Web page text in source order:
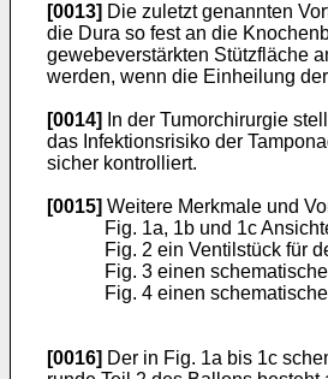
[0013] Die zuletzt genannten
die Dura so fest an die
gewebeverstärkten Stützfläche
werden, wenn die Einheilung
[0014]
In der Tumorchirurgie
das Infektionsrisiko der
sicher kontrolliert.
[0015] Weitere Merkmale und
Fig. 1a, 1b und 1c
Fig. 2 ein Ventilstück für
Fig. 3 einen
Fig. 4 einen
[0016] Der in Fig. 1a bis 1c